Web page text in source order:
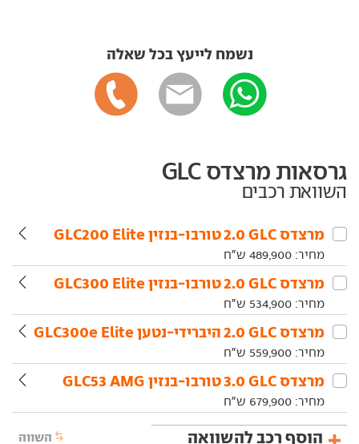
נשמח לייעץ בכל שאלה
גרסאות מרצדס GLC
השוואת רכבים
מרצדס‏ GLC‏ 2.0 טורבו-בנזין GLC200 Elite
מחיר: 489,900 ש"ח
מרצדס‏ GLC‏ 2.0 טורבו-בנזין GLC300 Elite
מחיר: 534,900 ש"ח
מרצדס‏ GLC‏ 2.0 היברידי-נטען GLC300e Elite
מחיר: 559,900 ש"ח
מרצדס‏ GLC‏ 3.0 טורבו-בנזין GLC53 AMG
מחיר: 679,900 ש"ח
הוסף רכב להשוואה השווה